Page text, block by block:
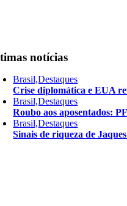
notícias
Brasil,Destaques
Crise diplomática e EUA
Brasil,Destaques
Roubo aos aposentados:
Brasil,Destaques
Sinais de riqueza de